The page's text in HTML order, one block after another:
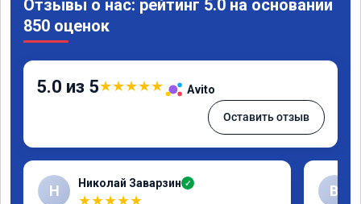
Отзывы о нас: рейтинг 5.0 на основании
850 оценок
5.0 из 5★★★★★ Avito
Оставить отзыв
Н Николай Заварзин ✓
★★★★★
В